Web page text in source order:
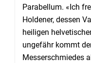
Parabellum. «Ich
Holdener, dessen
heiligen
ungefähr kommt
Messerschmiedes